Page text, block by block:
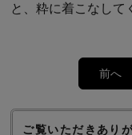
と、粋に着こなして
前へ
ご覧いただきあり